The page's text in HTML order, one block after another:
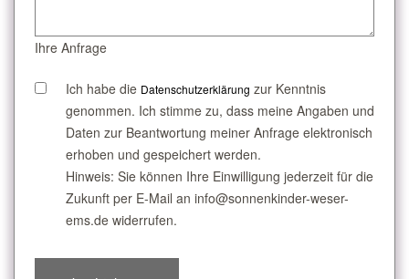
Ihre Anfrage
Ich habe die Datenschutzerklärung zur Kenntnis
genommen. Ich stimme zu, dass meine Angaben und
Daten zur Beantwortung meiner Anfrage elektronisch
erhoben und gespeichert werden.
Hinweis: Sie können Ihre Einwilligung jederzeit für die
Zukunft per E-Mail an info@sonnenkinder-weser-
ems.de widerrufen.